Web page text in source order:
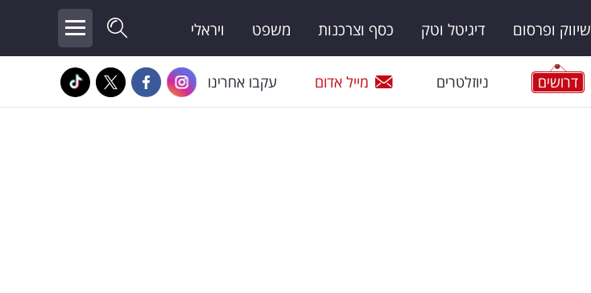
שיווק ופרסום דיגיטל וטק כסף וצרכנות משפט ויראלי
דרושים ניוזלטרים מייל אדום עקבו אחרינו